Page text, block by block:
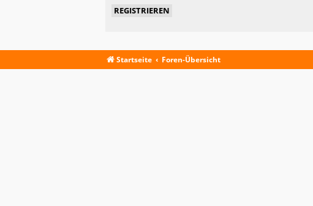
REGISTRIEREN
Startseite Foren-Übersicht